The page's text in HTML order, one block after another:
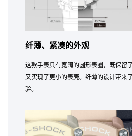
纤薄、紧凑的外观
这款手表具有宽阔的圆形表圈，既保留
又实现了更小的表壳。纤薄的设计带来
验。